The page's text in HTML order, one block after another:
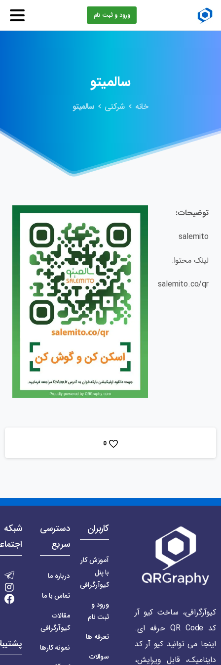
ورود و ثبت نام
سالمیتو
خانه شرکتی سالمیتو
توضیحات:
salemito
لینک محتوا:
salemito.co/qr
0
کیوآرگرافی، ساخت کیو آر
کد QR Code حرفه ای.
اینجا می توانید کیو آر کد
داینامیک، قابل ویرایش،
کاربران
آموزش کار
با پنل
کیوآرگرافی
ورود و
ثبت نام
تعرفه ها
سوالات
دسترسی
سریع
درباره ما
تماس با ما
مقالات
کیوآرگرافی
نمونه کارها